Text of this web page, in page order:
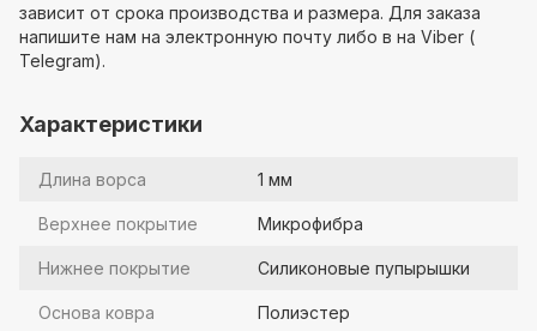
зависит от срока производства и размера. Для заказа
напишите нам на электронную почту либо в на Viber (
Telegram).
Характеристики
Длина ворса 1 мм
Верхнее покрытие Микрофибра
Нижнее покрытие Силиконовые пупырышки
Основа ковра Полиэстер